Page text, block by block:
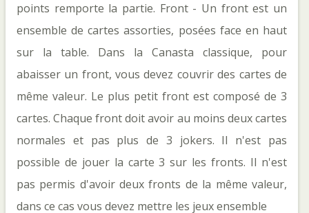
points remporte la partie. Front - Un front est un
ensemble de cartes assorties, posées face en haut
sur la table. Dans la Canasta classique, pour
abaisser un front, vous devez couvrir des cartes de
même valeur. Le plus petit front est composé de 3
cartes. Chaque front doit avoir au moins deux cartes
normales et pas plus de 3 jokers. Il n'est pas
possible de jouer la carte 3 sur les fronts. Il n'est
pas permis d'avoir deux fronts de la même valeur,
dans ce cas vous devez mettre les jeux ensemble